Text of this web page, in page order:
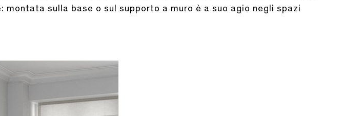
sulla base o sul supporto a muro è a suo agio negli spazi